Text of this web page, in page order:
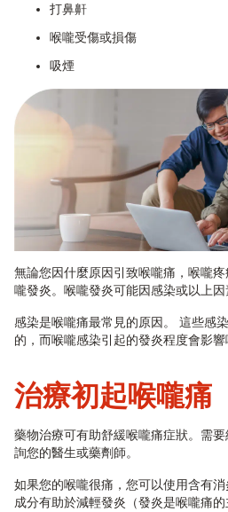
打鼻鼾
喉嚨受傷或損傷
吸煙
無論您因什麼原因引致喉嚨痛，喉嚨
嚨發炎。喉嚨發炎可能因感染或以上因
感染是喉嚨痛最常見的原因。 這些感
的，而喉嚨感染引起的發炎程度會影響
治療初起喉嚨痛
藥物治療可有助舒緩喉嚨痛症狀。需
詢您的醫生或藥劑師。
如果您的喉嚨很痛，您可以使用含有
成分有助於減輕發炎（發炎是喉嚨痛